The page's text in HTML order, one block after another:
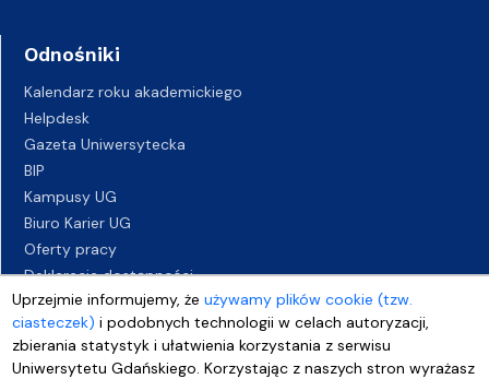
Uprzejmie informujemy, żeużywamy plików cookie (tzw.
ciasteczek) i podobnych technologii w celach autoryzacji,
zbierania statystyk i ułatwienia korzystania z serwisu
Uniwersytetu Gdańskiego. Korzystając z naszych stron wyrażasz
Odnośniki
Kalendarz roku akademickiego
Helpdesk
Gazeta Uniwersytecka
BIP
Kampusy UG
Biuro Karier UG
Oferty pracy
Deklaracja dostępności